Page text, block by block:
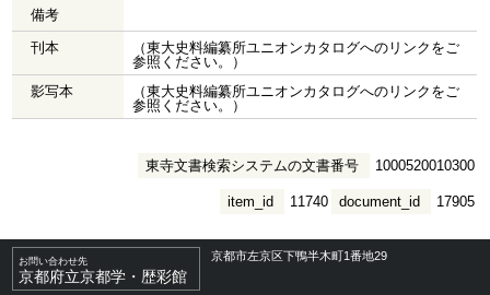
備考
刊本
（東大史料編纂所ユニオンカタログへのリンクをご
参照ください。）
影写本
（東大史料編纂所ユニオンカタログへのリンクをご
参照ください。）
東寺文書検索システムの文書番号 1000520010300
document_id 17905
item_id 11740
お問い合わせ先
京都府立京都学・歴彩館
京都市左京区下鴨半木町1番地29